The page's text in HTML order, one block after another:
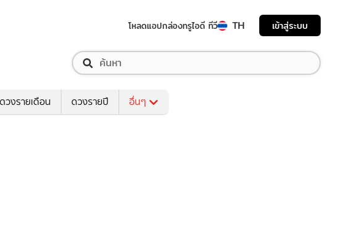
โหลดแอปกล่องทรูไอดี ทีวี TH เข้าสู่ระบบ
ดวงรายเดือน ดวงรายปี อื่นๆ